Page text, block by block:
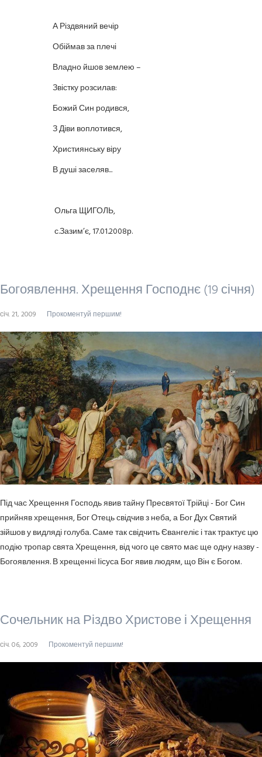
А Різдвяний вечір
Обіймав за плечі
Владно йшов землею –
Звістку розсилав:
Божий Син родився,
З Діви воплотився,
Християнську віру
В душі заселяв...
Ольга ЩИГОЛЬ,
с.Зазим’є, 17.01.2008р.
Богоявлення. Хрещення Господнє (19 січня)
січ. 21, 2009 Прокоментуй першим!
Під час Хрещення Господь явив тайну Пресвятої Трійці - Бог Син
прийняв хрещення, Бог Отець свідчив з неба, а Бог Дух Святий
зійшов у видляді голуба. Саме так свідчить Євангеліє і так трактує цю
подію тропар свята Хрещення, від чого це свято має ще одну назву -
Богоявлення. В хрещенні Іісуса Бог явив людям, що Він є Богом.
Сочельник на Різдво Христове і Хрещення
січ. 06, 2009 Прокоментуй першим!